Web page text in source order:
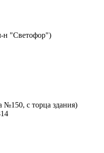
н "Светофор")
№150, с торца здания)